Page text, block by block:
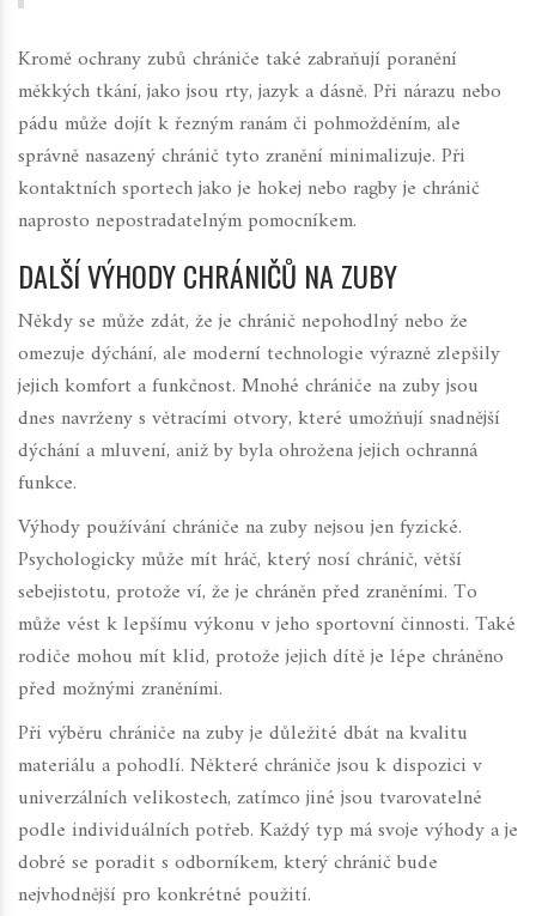
Kromě ochrany zubů chrániče také zabraňují poranění
měkkých tkání, jako jsou rty, jazyk a dásně. Při nárazu nebo
pádu může dojít k řezným ranám či pohmožděním, ale
správně nasazený chránič tyto zranění minimalizuje. Při
kontaktních sportech jako je hokej nebo ragby je chránič
naprosto nepostradatelným pomocníkem.
DALŠÍ VÝHODY CHRÁNIČŮ NA ZUBY
Někdy se může zdát, že je chránič nepohodlný nebo že
omezuje dýchání, ale moderní technologie výrazně zlepšily
jejich komfort a funkčnost. Mnohé chrániče na zuby jsou
dnes navrženy s větracími otvory, které umožňují snadnější
dýchání a mluvení, aniž by byla ohrožena jejich ochranná
funkce.
Výhody používání chrániče na zuby nejsou jen fyzické.
Psychologicky může mít hráč, který nosí chránič, větší
sebejistotu, protože ví, že je chráněn před zraněními. To
může vést k lepšímu výkonu v jeho sportovní činnosti. Také
rodiče mohou mít klid, protože jejich dítě je lépe chráněno
před možnými zraněními.
Při výběru chrániče na zuby je důležité dbát na kvalitu
materiálu a pohodlí. Některé chrániče jsou k dispozici v
univerzálních velikostech, zatímco jiné jsou tvarovatelné
podle individuálních potřeb. Každý typ má svoje výhody a je
dobré se poradit s odborníkem, který chránič bude
nejvhodnější pro konkrétné použití.